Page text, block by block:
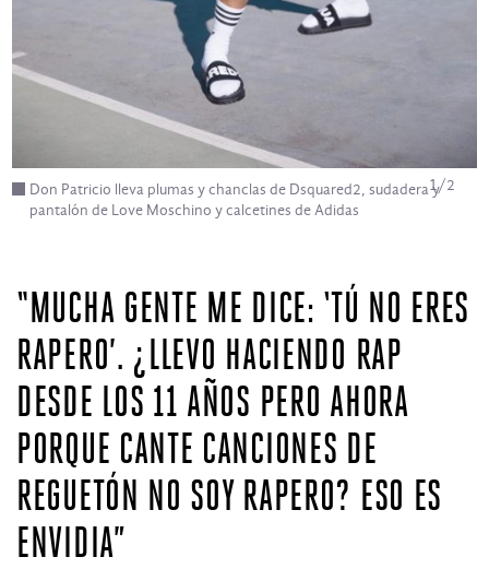
Don Patricio lleva plumas y chanclas de Dsquared2, sudadera y
pantalón de Love Moschino y calcetines de Adidas
1/2
“MUCHA GENTE ME DICE: ‘TÚ NO ERES
RAPERO’. ¿LLEVO HACIENDO RAP
DESDE LOS 11 AÑOS PERO AHORA
PORQUE CANTE CANCIONES DE
REGUETÓN NO SOY RAPERO? ESO ES
ENVIDIA”